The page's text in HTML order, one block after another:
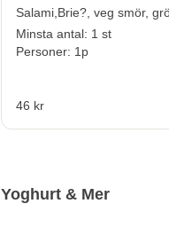
Salami, Brie?, veg smör,
Minsta antal: 1 st
Personer: 1p
46 kr
Yoghurt & Mer